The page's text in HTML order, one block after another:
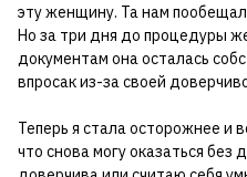
эту женщину. Та нам
Но за три дня до процедуры
документам она осталась
впросак из-за своей
Теперь я стала осторожнее и
что снова могу оказаться без